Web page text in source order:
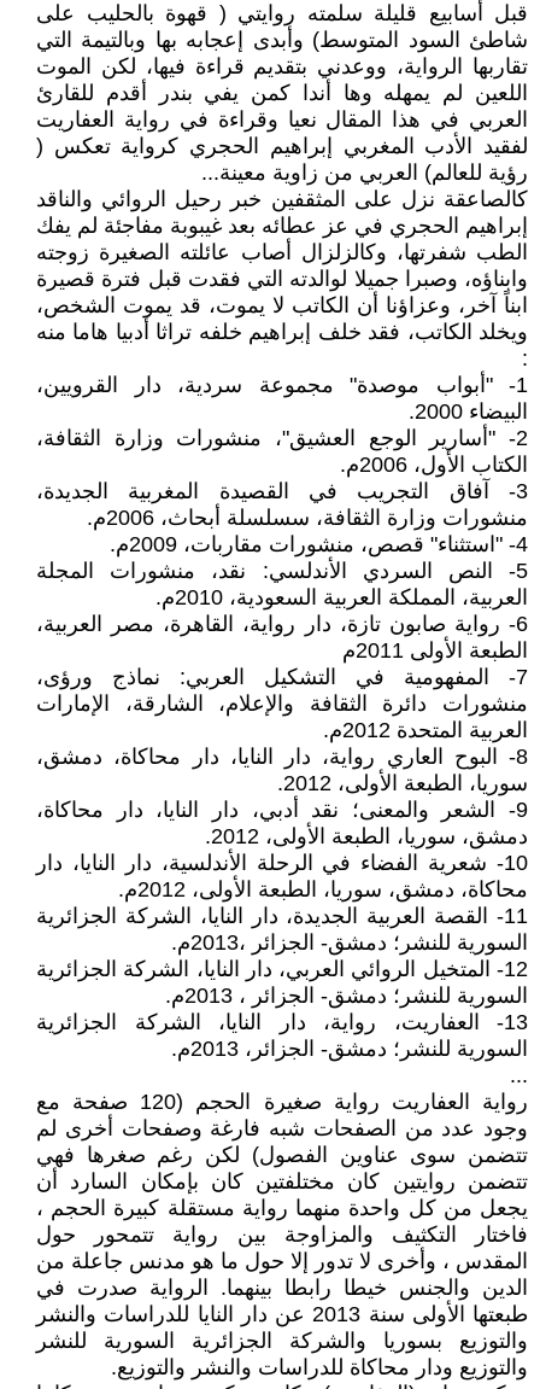
قبل أسابيع قليلة سلمته روايتي ( قهوة بالحليب على
شاطئ السود المتوسط) وأبدى إعجابه بها وبالتيمة التي
تقاربها الرواية، ووعدني بتقديم قراءة فيها، لكن الموت
اللعين لم يمهله وها أندا كمن يفي بندر أقدم للقارئ
العربي في هذا المقال نعيا وقراءة في رواية العفاريت
لفقيد الأدب المغربي إبراهيم الحجري كرواية تعكس (
رؤية للعالم) العربي من زاوية معينة...
كالصاعقة نزل على المثقفين خبر رحيل الروائي والناقد
إبراهيم الحجري في عز عطائه بعد غيبوبة مفاجئة لم يفك
الطب شفرتها، وكالزلزال أصاب عائلته الصغيرة زوجته
وابناؤه، وصبرا جميلا لوالدته التي فقدت قبل فترة قصيرة
ابناً آخر، وعزاؤنا أن الكاتب لا يموت، قد يموت الشخص،
ويخلد الكاتب، فقد خلف إبراهيم خلفه تراثا أدبيا هاما منه
:
1- "أبواب موصدة" مجموعة سردية، دار القرويين،
البيضاء 2000.
2- "أسارير الوجع العشيق"، منشورات وزارة الثقافة،
الكتاب الأول، 2006م.
3- آفاق التجريب في القصيدة المغربية الجديدة،
منشورات وزارة الثقافة، سسلسلة أبحاث، 2006م.
4- "استثناء" قصص، منشورات مقاربات، 2009م.
5- النص السردي الأندلسي: نقد، منشورات المجلة
العربية، المملكة العربية السعودية، 2010م.
6- رواية صابون تازة، دار رواية، القاهرة، مصر العربية،
الطبعة الأولى 2011م
7- المفهومية في التشكيل العربي: نماذج ورؤى،
منشورات دائرة الثقافة والإعلام، الشارقة، الإمارات
العربية المتحدة 2012م.
8- البوح العاري رواية، دار النايا، دار محاكاة، دمشق،
سوريا، الطبعة الأولى، 2012.
9- الشعر والمعنى؛ نقد أدبي، دار النايا، دار محاكاة،
دمشق، سوريا، الطبعة الأولى، 2012.
10- شعرية الفضاء في الرحلة الأندلسية، دار النايا، دار
محاكاة، دمشق، سوريا، الطبعة الأولى، 2012م.
11- القصة العربية الجديدة، دار النايا، الشركة الجزائرية
السورية للنشر؛ دمشق- الجزائر ،2013م.
12- المتخيل الروائي العربي، دار النايا، الشركة الجزائرية
السورية للنشر؛ دمشق- الجزائر ، 2013م.
13- العفاريت، رواية، دار النايا، الشركة الجزائرية
السورية للنشر؛ دمشق- الجزائر، 2013م.
...
رواية العفاريت رواية صغيرة الحجم (120 صفحة مع
وجود عدد من الصفحات شبه فارغة وصفحات أخرى لم
تتضمن سوى عناوين الفصول) لكن رغم صغرها فهي
تتضمن روايتين كان مختلفتين كان بإمكان السارد أن
يجعل من كل واحدة منهما رواية مستقلة كبيرة الحجم ،
فاختار التكثيف والمزاوجة بين رواية تتمحور حول
المقدس ، وأخرى لا تدور إلا حول ما هو مدنس جاعلة من
الدين والجنس خيطا رابطا بينهما. الرواية صدرت في
طبعتها الأولى سنة 2013 عن دار النايا للدراسات والنشر
والتوزيع بسوريا والشركة الجزائرية السورية للنشر
والتوزيع ودار محاكاة للدراسات والنشر والتوزيع.